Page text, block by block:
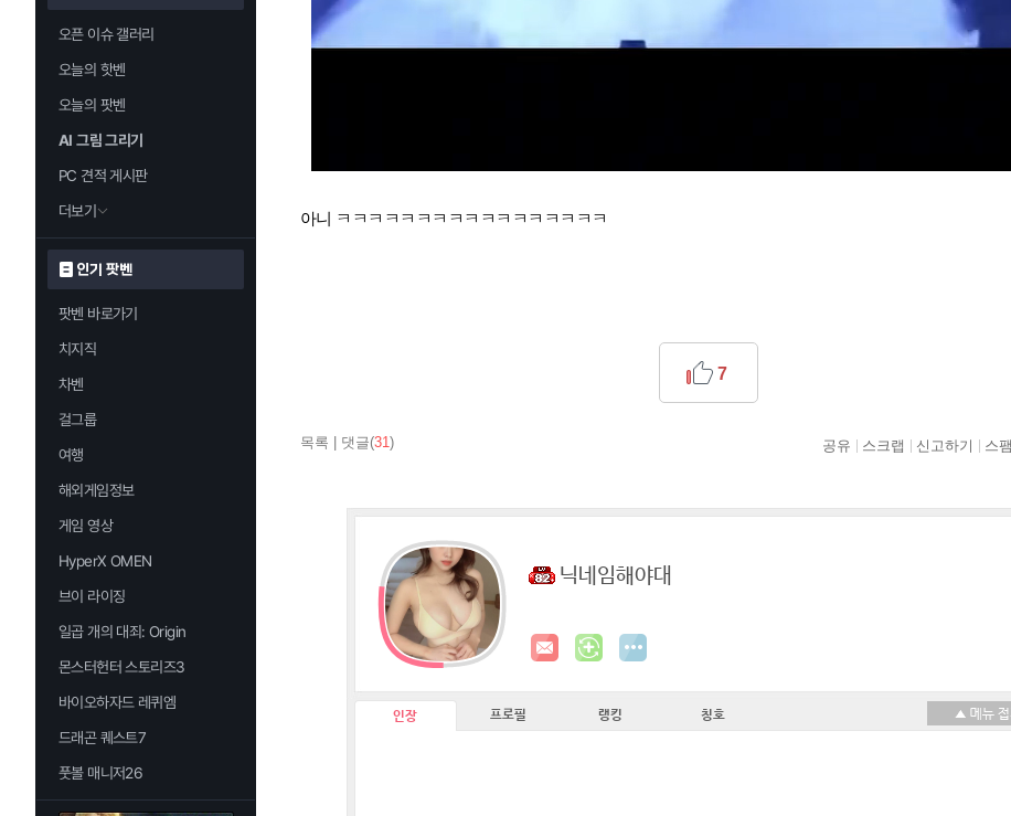
오픈 이슈 갤러리
오늘의 핫벤
오늘의 팟벤
AI 그림 그리기
PC 견적 게시판
더보기
인기 팟벤
팟벤 바로가기
치지직
차벤
걸그룹
여행
해외게임정보
게임 영상
HyperX OMEN
브이 라이징
일곱 개의 대죄: Origin
몬스터헌터 스토리즈3
바이오하자드 레퀴엠
드래곤 퀘스트7
풋볼 매니저26
아니 ㅋㅋㅋㅋㅋㅋㅋㅋㅋㅋㅋㅋㅋㅋㅋㅋㅋ
목록 댓글(31)
7
공유 스크랩 신고하기 스
닉네임해야대
인장 프로필 랭킹 칭호